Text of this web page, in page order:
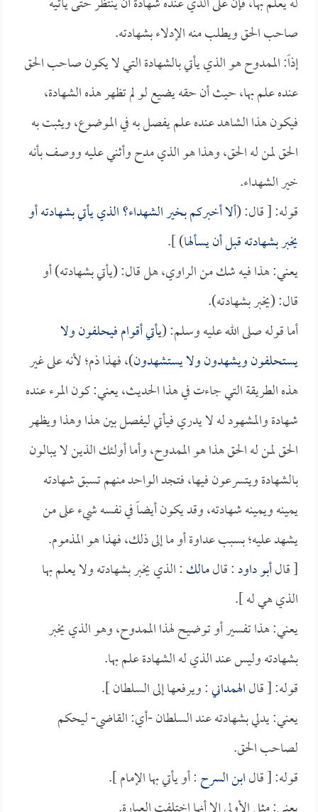
صاحب الحق ويطلب منه الإدلاء بشهادته.
إذاً: الممدوح هو الذي يأتي بالشهادة التي لا يكون صاحب الحق
عنده علم بها، حيث أن حقه يضيع لو لم تظهر هذه الشهادة،
فيكون هذا الشاهد عنده علم يفصل به في الموضوع، ويثبت به
الحق لمن له الحق، وهذا هو الذي مدح وأثني عليه ووصف بأنه
خير الشهداء.
قوله: [ قال: (ألا أخبركم بخير الشهداء؟ الذي يأتي بشهادته أو
يخبر بشهادته قبل أن يسألها) ].
يعني: هذا فيه شك من الراوي، هل قال: (يأتي بشهادته) أو
قال: (يخبر بشهادته).
أما قوله صلى الله عليه وسلم: (يأتي أقوام فيحلفون ولا
يستحلفون ويشهدون ولا يستشهدون)، فهذا ذم؛ لأنه على غير
هذه الطريقة التي جاءت في هذا الحديث، يعني: كون المرء عنده
شهادة والمشهود له لا يدري فيأتي ليفصل بين هذا وهذا ويظهر
الحق لمن له الحق هذا هو الممدوح، وأما أولئك الذين لا يبالون
بالشهادة ويتسرعون فيها، فتجد الواحد منهم تسبق شهادته
يمينه ويمينه شهادته، وقد يكون أيضاً في نفسه شيء على من
يشهد عليه؛ بسبب عداوة أو ما إلى ذلك، فهذا هو المذموم.
[ قالأبو داود: قالمالك: الذي يخبر بشهادته ولا يعلم بها
الذي هي له ].
يعني: هذا تفسير أو توضيح لهذا الممدوح، وهو الذي يخبر
بشهادته وليس عند الذي له الشهادة علم بها.
قوله: [ قالالهمداني: ويرفعها إلى السلطان ].
يعني: يدلي بشهادته عند السلطان -أي: القاضي- ليحكم
لصاحب الحق.
قوله: [ قالابن السرح: أو يأتي بها الإمام ].